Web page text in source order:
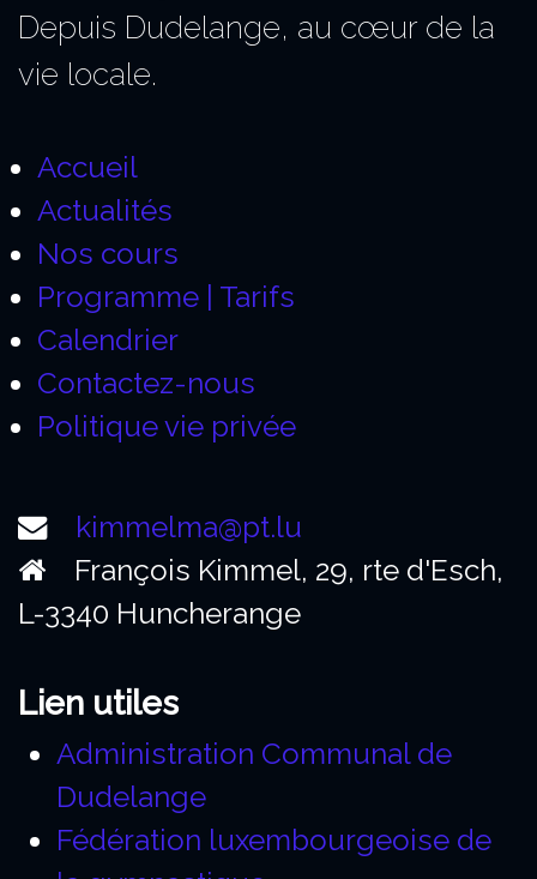
Depuis Dudelange, au cœur de la
vie locale.
Accueil
Actualités
Nos cours
Programme | Tarifs
Calendrier
Contactez-nous
Politique vie privée
kimmelma@pt.lu
François Kimmel, 29, rte d'Esch,
L-3340 Huncherange
Lien utiles
Administration Communal de
Dudelange
Fédération luxembourgeoise de